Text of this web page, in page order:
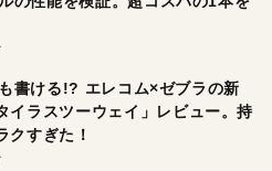
書ける!? エレコム×ゼブラの新
イラスツーウェイ」レビュー。持
クすぎた！